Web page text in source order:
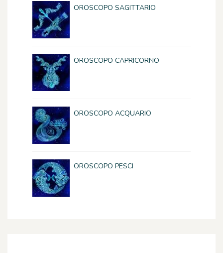
OROSCOPO SAGITTARIO
OROSCOPO CAPRICORNO
OROSCOPO ACQUARIO
OROSCOPO PESCI